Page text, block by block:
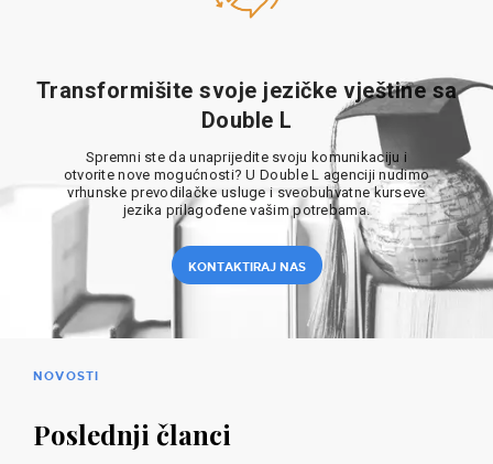
Transformišite svoje jezičke vještine sa
Double L
Spremni ste da unaprijedite svoju komunikaciju i
otvorite nove mogućnosti? U Double L agenciji nudimo
vrhunske prevodilačke usluge i sveobuhvatne kurseve
jezika prilagođene vašim potrebama.
KONTAKTIRAJ NAS
NOVOSTI
Poslednji članci